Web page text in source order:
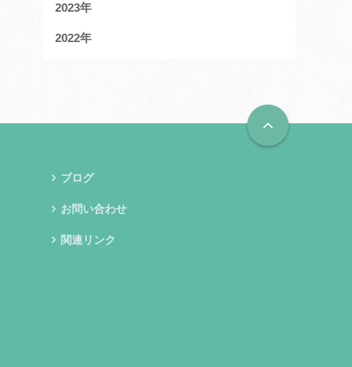
2023
2022
ブログ
お問い合わせ
関連リンク